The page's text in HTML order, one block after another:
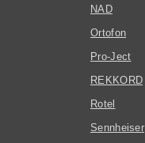
NAD
Ortofon
Pro-Ject
REKKORD
Rotel
Sennheiser